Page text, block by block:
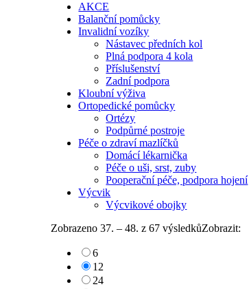
AKCE
Balanční pomůcky
Invalidní vozíky
Nástavec předních kol
Plná podpora 4 kola
Příslušenství
Zadní podpora
Kloubní výživa
Ortopedické pomůcky
Ortézy
Podpůrné postroje
Péče o zdraví mazlíčků
Domácí lékarnička
Péče o uši, srst, zuby
Pooperační péče, podpora hojení
Výcvik
Výcvikové obojky
Zobrazeno 37. – 48. z 67 výsledkůZobrazit:
6
12
24